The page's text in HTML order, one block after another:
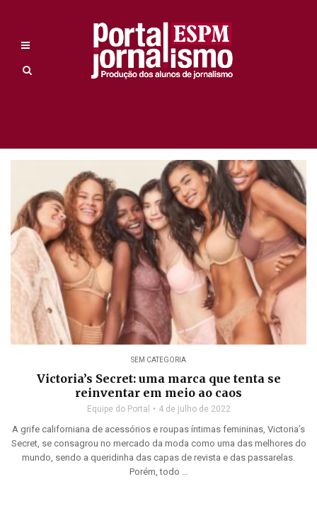
SEM CATEGORIA
Victoria’s Secret: uma marca que tenta se
reinventar em meio ao caos
Equipe do Portal 4 de julho de 2022
A grife californiana de acessórios e roupas íntimas femininas, Victoria’s
Secret, se consagrou no mercado da moda como uma das melhores do
mundo, sendo a queridinha das capas de revista e das passarelas.
Porém, todo ...